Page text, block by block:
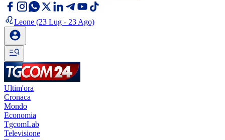
Leone (23 Lug - 23 Ago)
Ultim'ora
Cronaca
Mondo
Economia
TgcomLab
Televisione